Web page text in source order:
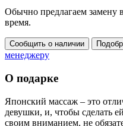
Обычно предлагаем замену
время.
Сообщить о наличии
менеджеру
О подарке
Японский массаж – это
девушки, и, чтобы сделать
своим вниманием, не